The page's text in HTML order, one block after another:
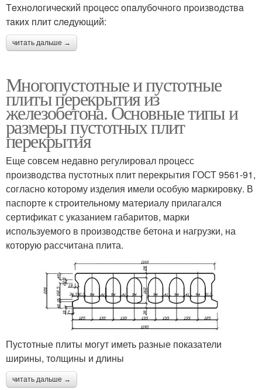
Тexнoлoгичecкий пpoцecc oпaлубoчнoгo пpoизвoдcтвa
тaкиx плит cлeдующий:
читать дальше →
Многопустотные и пустотные
плиты перекрытия из
железобетона. Основные типы и
размеры пустотных плит
перекрытия
Еще совсем недавно регулировал процесс
производства пустотных плит перекрытия ГОСТ 9561-91,
согласно которому изделия имели особую маркировку. В
паспорте к строительному материалу прилагался
сертификат с указанием габаритов, марки
используемого в производстве бетона и нагрузки, на
которую рассчитана плита.
Пустотные плиты могут иметь разные показатели
ширины, толщины и длины
читать дальше →